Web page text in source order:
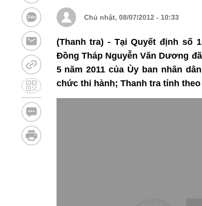
Chủ nhật, 08/07/2012 - 10:33
(Thanh tra) - Tại Quyết định số
Đồng Tháp Nguyễn Văn Dương
5 năm 2011 của Ủy ban nhân
chức thi hành; Thanh tra tỉnh